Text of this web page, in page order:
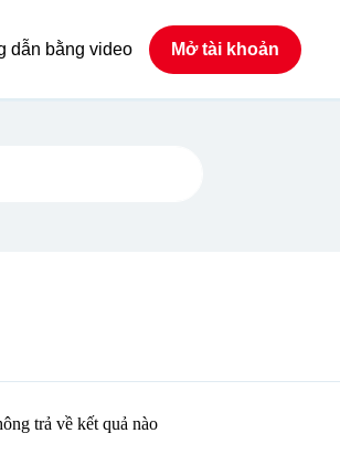
dẫn bằng video Mở tài khoản
trả về kết quả nào